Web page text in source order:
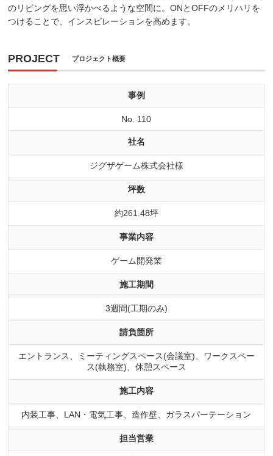
のリビングを思い浮かべるような空間に。ONとOFFのメリハリを
つけることで、インスピレーションを高めます。
PROJECT プロジェクト概要
事例
No. 110
社名
ジグザゲーム株式会社様
坪数
約261.48坪
事業内容
ゲーム開発業
施工期間
3週間(工期のみ)
請負箇所
エントランス、ミーティングスペース(会議室)、ワークスペー
ス(執務室)、休憩スペース
施工内容
内装工事、LAN・電気工事、造作壁、ガラスパーテーション
担当営業